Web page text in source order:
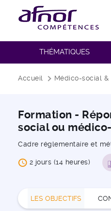
THÉMATIQUES
Fil d'Ariane
Accueil Médico-social &
Formation -
social ou
Cadre réglementaire et
2 jours (14 heures)
LES OBJECTIFS